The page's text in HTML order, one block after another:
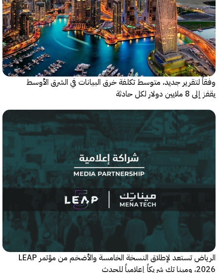
جديد، متوسط تكلفة خرق البيانات في الشرق الأوسط
لكل حادثة
الرياض تستعد لإطلاق النسخة الخامسة والأضخم من مؤتمر LEAP
للحدث